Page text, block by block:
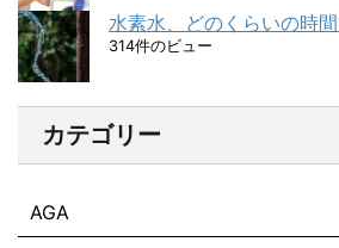
水素水、どのくらいの時
314件のビュー
カテゴリー
AGA